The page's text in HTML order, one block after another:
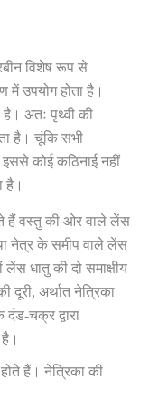
विशेष रूप से
में उपयोग होता है।
है। अतः पृथ्वी की
है। चूंकि सभी
कोई कठिनाई नहीं
है।
हैं वस्तु की ओर वाले लेंस
नेत्र के समीप वाले लेंस
धातु की दो समाक्षीय
दूरी, अर्थात नेत्रिका
चक्र द्वारा
हैं। नेत्रिका की